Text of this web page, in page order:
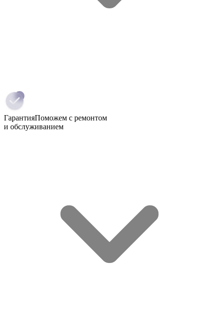
ГарантияПоможем с ремонтом
и обслуживанием